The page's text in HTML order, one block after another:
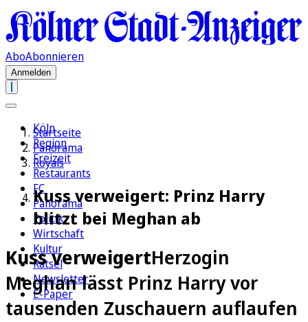
AboAbonnieren
Anmelden
Köln
Region
Freizeit
Restaurants
FC
Panorama
Politik
Wirtschaft
Kultur
Rätsel
Newsletter
E-Paper
Startseite
Panorama
Royals
Kuss verweigert: Prinz Harry
blitzt bei Meghan ab
Kuss verweigertHerzogin
Meghan lässt Prinz Harry vor
tausenden Zuschauern auflaufen